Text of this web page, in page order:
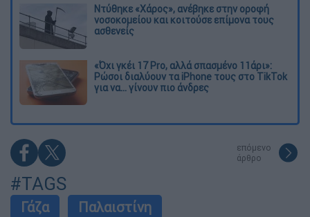
Ντύθηκε «Χάρος», ανέβηκε στην οροφή
νοσοκομείου και κοιτούσε επίμονα τους
ασθενείς
«Όχι γκέι 17 Pro, αλλά σπασμένο 11άρι»:
Ρώσοι διαλύουν τα iPhone τους στο TikTok
για να... γίνουν πιο άνδρες
επόμενο
άρθρο
#TAGS
Γάζα
Παλαιστίνη